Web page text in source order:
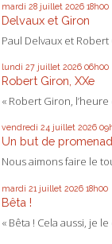
mardi 28 juillet 2026 18h00
Delvaux et Giron
Paul Delvaux et
lundi 27 juillet 2026 06h00
Robert Giron, XXe
« Robert Giron,
vendredi 24 juillet 2026
Un but de
Nous aimons faire le
mardi 21 juillet 2026 18h00
Bêta !
« Bêta ! Cela aussi, je